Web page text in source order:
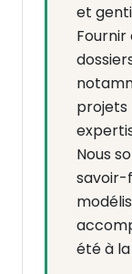
et
Fournir
projets
Nous
savoir-
été à